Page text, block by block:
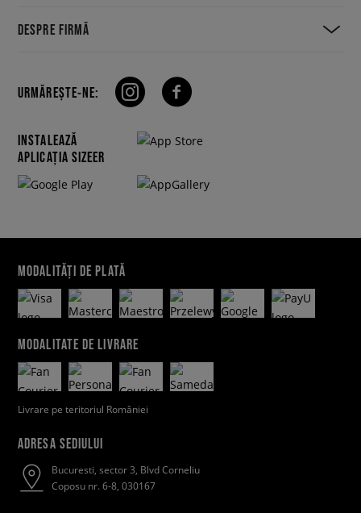
DESPRE FIRMĂ
URMĂREȘTE-NE:
INSTALEAZĂ
APLICAȚIA SIZEER
MODALITĂȚI DE PLATĂ
MODALITATE DE LIVRARE
Livrare pe teritoriul României
ADRESA SEDIULUI
Bucuresti, sector 3, Blvd Corneliu
Coposu nr. 6-8, 030167